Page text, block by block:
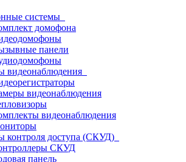
системы
домофона
панели
видеонаблюдения
видеонаблюдения
видеонаблюдения
контроля доступа (СКУД)
СКУД
панель